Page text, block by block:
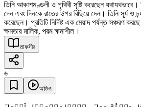
তিনি আকাশমণ্ডলী ও পৃথিবী সৃষ্টি করেছেন যথাযথভাবে।
দেন এবং দিনকে রাতের উপর বিছিয়ে দেন। তিনি সূর্য ও
করেছেন। প্রতিটি নির্দিষ্ট এক মেয়াদ পর্যন্ত সঞ্চরণ
ক্ষমতার মালিক, পরম ক্ষমাশীল।
তাফসীর
৬
অডিও